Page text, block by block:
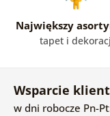
Największy
tapet i
Wsparcie
w dni robocze Pn-